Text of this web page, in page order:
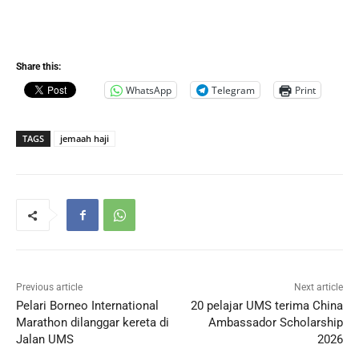
Share this:
WhatsApp Telegram Print
TAGS jemaah haji
Previous article
Pelari Borneo International
Marathon dilanggar kereta di
Jalan UMS
Next article
20 pelajar UMS terima China
Ambassador Scholarship
2026